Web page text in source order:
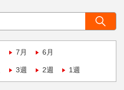
7月 6月
3週 2週 1週